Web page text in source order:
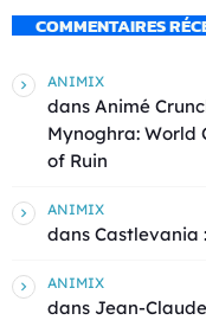
COMMENTAIRES
ANIMIX
dans Animé
Mynoghra: World
of Ruin
ANIMIX
dans Castlevania
ANIMIX
dans Jean-